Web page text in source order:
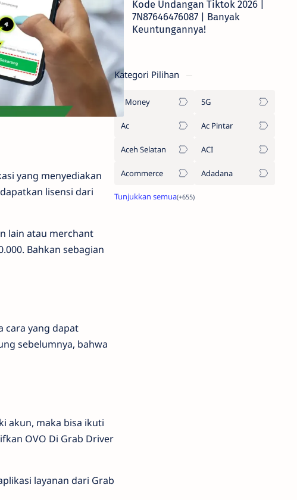
yang menyediakan
lisensi dari
lain atau merchant
Bahkan sebagian
cara yang dapat
sebelumnya, bahwa
akun, maka bisa ikuti
OVO Di Grab Driver
layanan dari Grab
Kode Undangan Tiktok 2026 |
7N87646476087 | Banyak
Keuntungannya!
Kategori Pilihan
1Money 5G
Ac Ac Pintar
Aceh Selatan ACI
Acommerce Adadana